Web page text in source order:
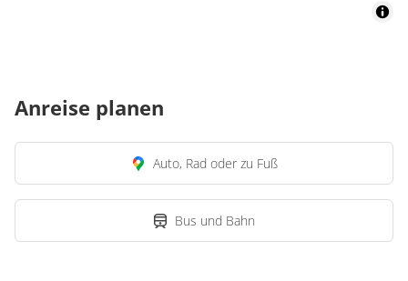
Anreise planen
Auto, Rad oder zu Fuß
Bus und Bahn